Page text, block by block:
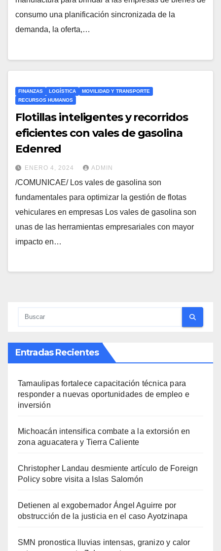
consumo una planificación sincronizada de la
demanda, la oferta,…
FINANZAS LOGÍSTICA
MOVILIDAD Y TRANSPORTE
RECURSOS HUMANOS
Flotillas inteligentes y recorridos
eficientes con vales de gasolina
Edenred
ENERO 4, 2024 ADMIN
/COMUNICAE/ Los vales de gasolina son
fundamentales para optimizar la gestión de flotas
vehiculares en empresas Los vales de gasolina son
unas de las herramientas empresariales con mayor
impacto en…
Entradas Recientes
Tamaulipas fortalece capacitación técnica para
responder a nuevas oportunidades de empleo e
inversión
Michoacán intensifica combate a la extorsión en
zona aguacatera y Tierra Caliente
Christopher Landau desmiente artículo de Foreign
Policy sobre visita a Islas Salomón
Detienen al exgobernador Ángel Aguirre por
obstrucción de la justicia en el caso Ayotzinapa
SMN pronostica lluvias intensas, granizo y calor